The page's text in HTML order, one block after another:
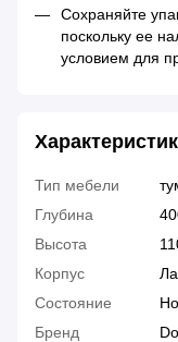
Сохраняйте
поскольку ее
условием для
Тип мебели
Глубина
Высота
Корпус
Состояние
Бренд